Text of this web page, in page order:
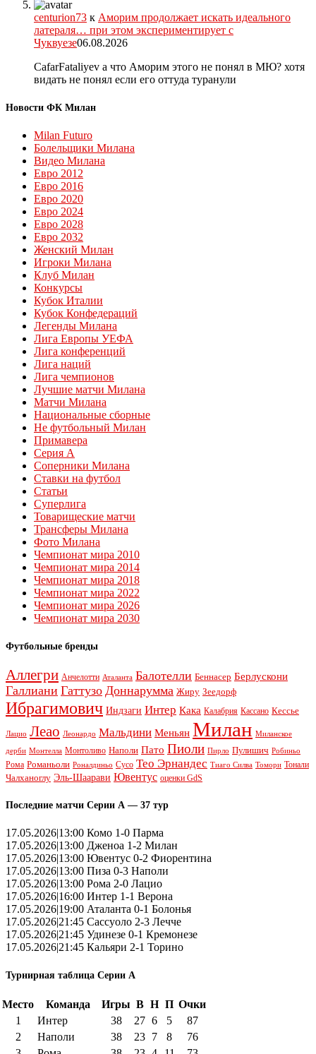
centurion73 к Аморим продолжает искать идеального
латераля… при этом экспериментирует с
Чуквуезе06.08.2026
CafarFataliyev а что Аморим этого не понял в МЮ? хотя
видать не понял если его оттуда туранули
Новости ФК Милан
Milan Futuro
Болельщики Милана
Видео Милана
Евро 2012
Евро 2016
Евро 2020
Евро 2024
Евро 2028
Евро 2032
Женский Милан
Игроки Милана
Клуб Милан
Конкурсы
Кубок Италии
Кубок Конфедераций
Легенды Милана
Лига Европы УЕФА
Лига конференций
Лига наций
Лига чемпионов
Лучшие матчи Милана
Матчи Милана
Национальные сборные
Не футбольный Милан
Примавера
Серия А
Соперники Милана
Ставки на футбол
Статьи
Суперлига
Товарищеские матчи
Трансферы Милана
Фото Милана
Чемпионат мира 2010
Чемпионат мира 2014
Чемпионат мира 2018
Чемпионат мира 2022
Чемпионат мира 2026
Чемпионат мира 2030
Футбольные бренды
Аллегри Анчелотти Аталанта Балотелли Беннасер Берлускони
Галлиани Гаттузо Доннарумма Жиру Зеедорф
Ибрагимович Индзаги Интер Кака Калабрия Кассано Кессье
Лацио Леао Леонардо Мальдини Меньян Милан Миланское
дерби Монтелла Монтоливо Наполи Пато Пиоли Пирло Пулишич Робиньо
Рома Романьоли Роналдиньо Сусо Тео Эрнандес Тиаго Силва Томори Тонали
Чалханоглу Эль-Шаарави Ювентус оценки GdS
Последние матчи Серии А — 37 тур
17.05.2026|13:00 Комо 1-0 Парма
17.05.2026|13:00 Дженоа 1-2 Милан
17.05.2026|13:00 Ювентус 0-2 Фиорентина
17.05.2026|13:00 Пиза 0-3 Наполи
17.05.2026|13:00 Рома 2-0 Лацио
17.05.2026|16:00 Интер 1-1 Верона
17.05.2026|19:00 Аталанта 0-1 Болонья
17.05.2026|21:45 Сассуоло 2-3 Лечче
17.05.2026|21:45 Удинезе 0-1 Кремонезе
17.05.2026|21:45 Кальяри 2-1 Торино
Турнирная таблица Серии А
Место Команда Игры В Н П Очки
1
Интер 38 27 6 5
87
2
Наполи 38 23 7 8
76